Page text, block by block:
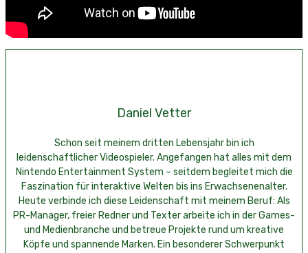
Daniel Vetter
Schon seit meinem dritten Lebensjahr bin ich
leidenschaftlicher Videospieler. Angefangen hat alles mit dem
Nintendo Entertainment System – seitdem begleitet mich die
Faszination für interaktive Welten bis ins Erwachsenenalter.
Heute verbinde ich diese Leidenschaft mit meinem Beruf: Als
PR-Manager, freier Redner und Texter arbeite ich in der Games-
und Medienbranche und betreue Projekte rund um kreative
Köpfe und spannende Marken. Ein besonderer Schwerpunkt